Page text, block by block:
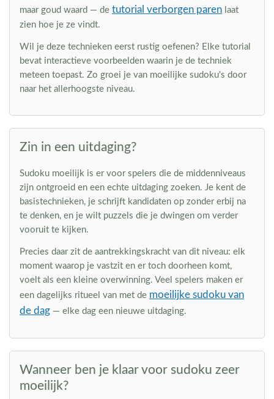
maar goud waard — de tutorial verborgen paren laat
zien hoe je ze vindt.
Wil je deze technieken eerst rustig oefenen? Elke tutorial
bevat interactieve voorbeelden waarin je de techniek
meteen toepast. Zo groei je van moeilijke sudoku's door
naar het allerhoogste niveau.
Zin in een uitdaging?
Sudoku moeilijk is er voor spelers die de middenniveaus
zijn ontgroeid en een echte uitdaging zoeken. Je kent de
basistechnieken, je schrijft kandidaten op zonder erbij na
te denken, en je wilt puzzels die je dwingen om verder
vooruit te kijken.
Precies daar zit de aantrekkingskracht van dit niveau: elk
moment waarop je vastzit en er toch doorheen komt,
voelt als een kleine overwinning. Veel spelers maken er
een dagelijks ritueel van met de moeilijke sudoku van
de dag — elke dag een nieuwe uitdaging.
Wanneer ben je klaar voor sudoku zeer
moeilijk?